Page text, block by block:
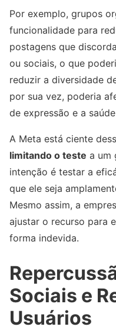
Por exemplo, grupos
funcionalidade para
postagens que
ou sociais, o que
reduzir a diversidade
por sua vez, poderia
de expressão e a
A Meta está ciente
limitando o teste a um
intenção é testar a
que ele seja
Mesmo assim, a
ajustar o recurso para
forma indevida.
Sociais e
Usuários